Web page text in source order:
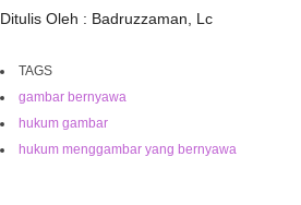
Ditulis Oleh : Badruzzaman, Lc
TAGS
gambar bernyawa
hukum gambar
hukum menggambar yang bernyawa